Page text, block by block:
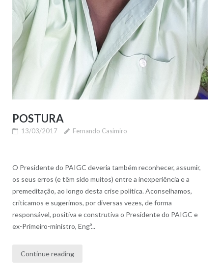
POSTURA
13/03/2017 Fernando Casimiro
O Presidente do PAIGC deveria também reconhecer, assumir,
os seus erros (e têm sido muitos) entre a inexperiência e a
premeditação, ao longo desta crise política. Aconselhamos,
criticamos e sugerimos, por diversas vezes, de forma
responsável, positiva e construtiva o Presidente do PAIGC e
ex-Primeiro-ministro, Engº...
Continue reading